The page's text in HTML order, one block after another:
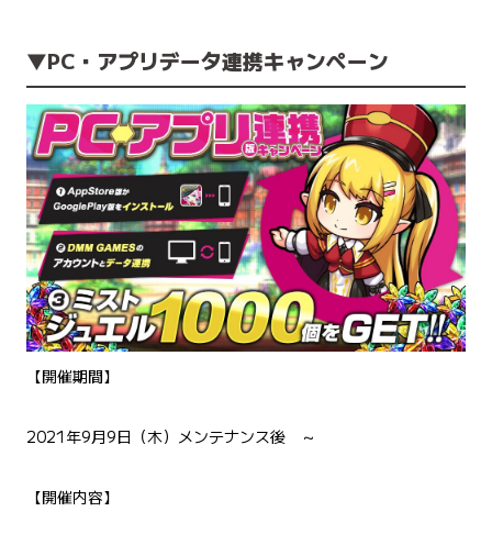
▼PC・アプリデータ連携キャンペーン
【開催期間】
2021年9月9日（木）メンテナンス後 ～
【開催内容】